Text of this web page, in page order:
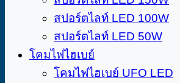
สปอร์ตไลท์ LED 100W
สปอร์ตไลท์ LED 50W
โคมไฟไฮเบย์
โคมไฟไฮเบย์​ UFO LED